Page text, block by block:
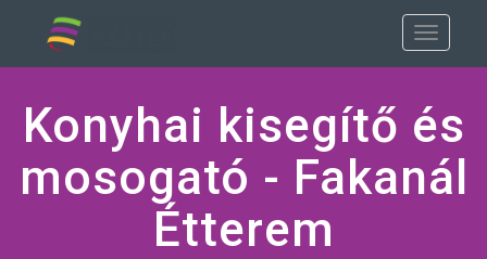
Konyhai kisegítő és
mosogató - Fakanál
Étterem